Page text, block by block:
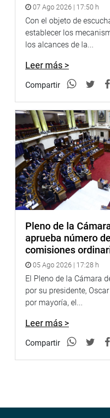
“Con perseverencia y
los mejores éxitos a todos
querida región Piura”, acotó
ubicados alrededor de la
apreciaron lo mejor de los
INSTITUCIONAL
07 Ago 2026 | 17:50 h
Con el objeto de
establecer los
los alcances de la...
Leer más >
Compartir
Pleno de la
aprueba número
comisiones
05 Ago 2026 | 17:28 h
El Pleno de la Cámara
por su presidente,
por mayoría, el...
Leer más >
Compartir